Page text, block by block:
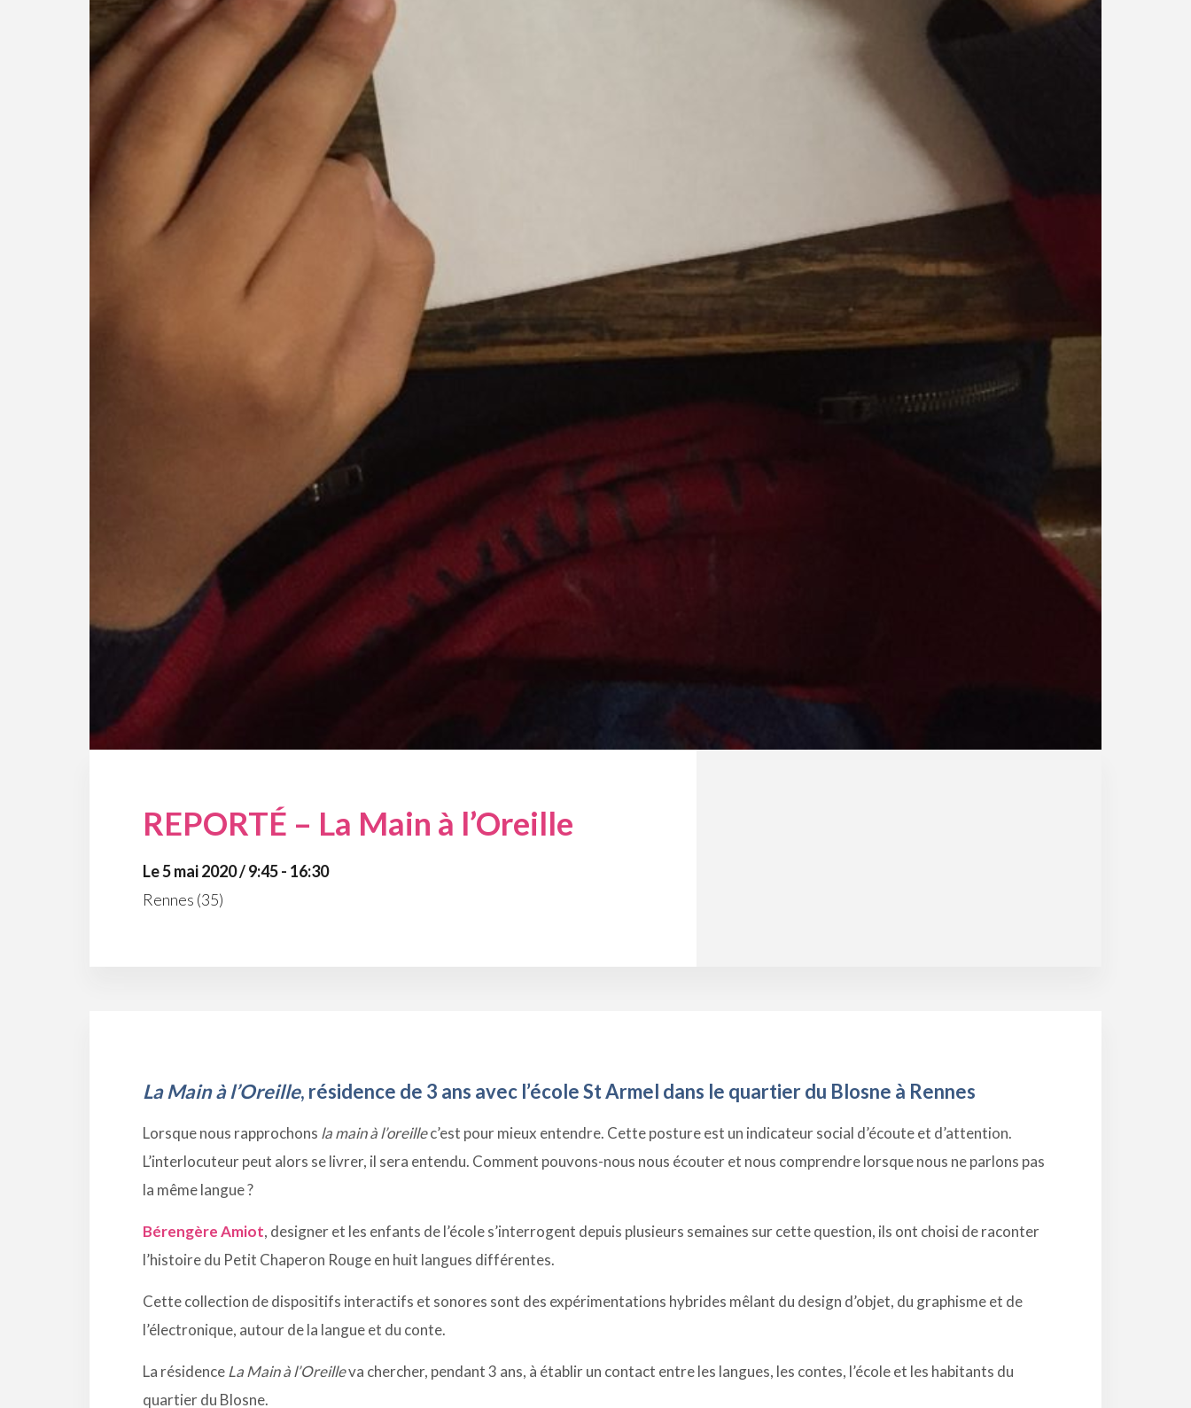
REPORTÉ – La Main à l’Oreille
Le 5 mai 2020 / 9:45 - 16:30
Rennes (35)
La Main à l’Oreille, résidence de 3 ans avec l’école St Armel dans le quartier du Blosne à Rennes
Lorsque nous rapprochons la main à l’oreillec’est pour mieux entendre. Cette posture est un indicateur social d’écoute et d’attention.
L’interlocuteur peut alors se livrer, il sera entendu. Comment pouvons-nous nous écouter et nous comprendre lorsque nous ne parlons pas
la même langue ?
Bérengère Amiot, designer et les enfants de l’école s’interrogent depuis plusieurs semaines sur cette question, ils ont choisi de raconter
l’histoire du Petit Chaperon Rouge en huit langues différentes.
Cette collection de dispositifs interactifs et sonores sont des expérimentations hybrides mêlant du design d’objet, du graphisme et de
l’électronique, autour de la langue et du conte.
La résidenceLa Main à l’Oreilleva chercher, pendant 3 ans, à établir un contact entre les langues, les contes, l’école et les habitants du
quartier du Blosne.